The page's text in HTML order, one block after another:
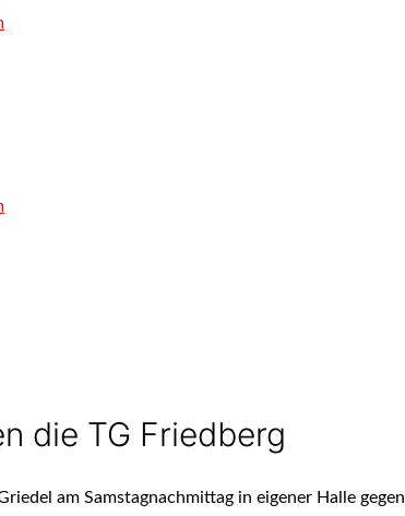
die TG Friedberg
am Samstagnachmittag in eigener Halle gegen